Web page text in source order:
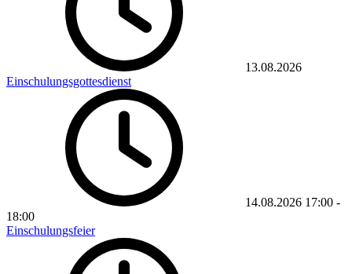
13.08.2026
Einschulungsgottesdienst
14.08.2026 17:00 -
18:00
Einschulungsfeier